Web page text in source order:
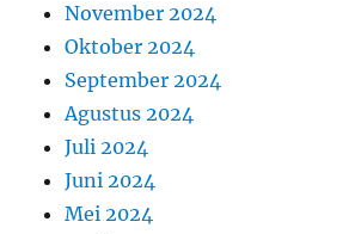
November 2024
Oktober 2024
September 2024
Agustus 2024
Juli 2024
Juni 2024
Mei 2024